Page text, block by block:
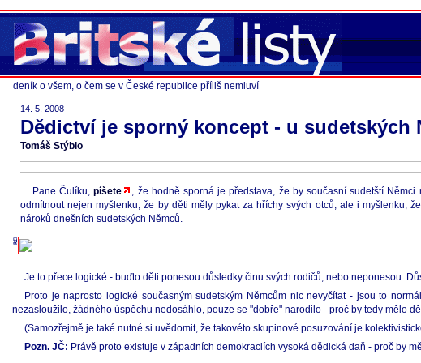
deník o všem, o čem se v České republice příliš nemluví
14. 5. 2008
Dědictví je sporný koncept - u sudetských
Tomáš Stýblo
Pane Čulíku,píšete
, že hodně sporná je představa, že by současní sudetští
odmítnout nejen myšlenku, že by děti měly pykat za hříchy svých otců, ale i myšlenku,
nároků dnešních sudetských Němců.
Je to přece logické - buďto děti ponesou důsledky činu svých rodičů, nebo neponesou.
Proto je naprosto logické současným sudetským Němcům nic nevyčítat - jsou to
nezasloužilo, žádného úspěchu nedosáhlo, pouze se "dobře" narodilo - proč by tedy mělo
(Samozřejmě je také nutné si uvědomit, že takovéto skupinové posuzování je
Pozn. JČ: Právě proto existuje v západních demokraciích vysoká dědická daň - proč by